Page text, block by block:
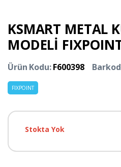
KSMART METAL
MODELİ
Ürün Kodu:F600398
FIXPOINT
Stokta Yok